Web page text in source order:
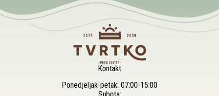
Kontakt
Ponedjeljak-petak: 07:00-15:00